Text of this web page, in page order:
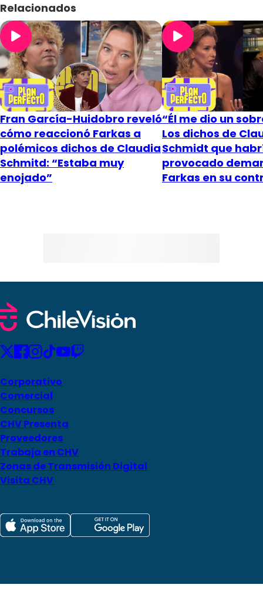
Relacionados
Fran García-Huidobro reveló
cómo reaccionó Farkas a
polémicos dichos de Claudia
Schmitd: “Estaba muy
enojado”
“Él me dio un
Los dichos de
Schmidt que
provocado
Farkas en su
Corporativo
Comercial
Concursos
CHV Presenta
Proveedores
Trabaja en CHV
Zonas de Transmisión Digital
Visita CHV